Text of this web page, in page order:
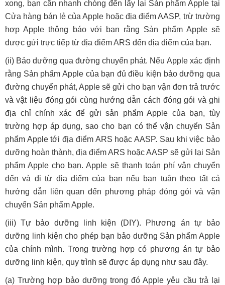
xong, bạn cần nhanh chóng đến lấy lại Sản phẩm Apple tại
Cửa hàng bán lẻ của Apple hoặc địa điểm AASP, trừ trường
hợp Apple thông báo với bạn rằng Sản phẩm Apple sẽ
được gửi trực tiếp từ địa điểm ARS đến địa điểm của bạn.
(ii) Bảo dưỡng qua đường chuyển phát. Nếu Apple xác định
rằng Sản phẩm Apple của bạn đủ điều kiện bảo dưỡng qua
đường chuyển phát, Apple sẽ gửi cho bạn vận đơn trả trước
và vật liệu đóng gói cùng hướng dẫn cách đóng gói và ghi
địa chỉ chính xác để gửi sản phẩm Apple của bạn, tùy
trường hợp áp dụng, sao cho bạn có thể vận chuyển Sản
phẩm Apple tới địa điểm ARS hoặc AASP. Sau khi việc bảo
dưỡng hoàn thành, địa điểm ARS hoặc AASP sẽ gửi lại Sản
phẩm Apple cho bạn. Apple sẽ thanh toán phí vận chuyển
đến và đi từ địa điểm của bạn nếu bạn tuân theo tất cả
hướng dẫn liên quan đến phương pháp đóng gói và vận
chuyển Sản phẩm Apple.
(iii) Tự bảo dưỡng linh kiện (DIY). Phương án tự bảo
dưỡng linh kiện cho phép bạn bảo dưỡng Sản phẩm Apple
của chính mình. Trong trường hợp có phương án tự bảo
dưỡng linh kiện, quy trình sẽ được áp dụng như sau đây.
(a) Trường hợp bảo dưỡng trong đó Apple yêu cầu trả lại